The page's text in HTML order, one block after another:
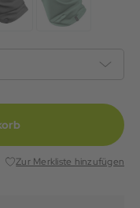
Zur Merkliste hinzufügen